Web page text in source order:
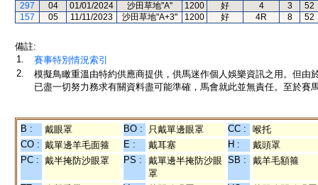
297
04 01/01/2024 沙田草地"A" 1200 好 4 3
52
157
05 11/11/2023 沙田草地"A+3" 1200 好 4R 8 52
備註:
1.
賽事特別情況索引
2.
模擬鳥瞰重溫由特約供應商提供，供馬迷作個人娛樂資訊之用。但
已盡一切努力務求有關資料盡可能準確，馬會就此並無責任。至於賽
B : 戴眼罩 BO : 只戴單邊眼罩 CC :
喉托
CO : 戴單邊羊毛面箍 E : 戴耳塞 H :
戴頭罩
PC : 戴半掩防沙眼罩 PS :
戴單邊半掩防沙眼
罩
SB : 戴羊毛額箍